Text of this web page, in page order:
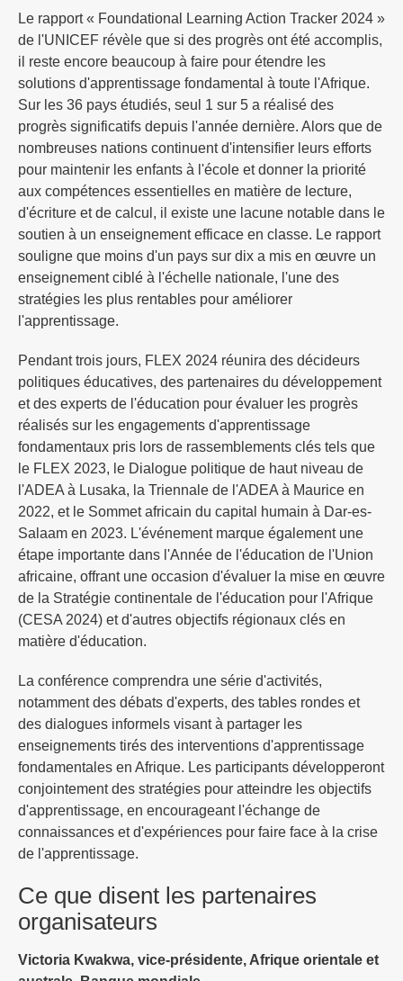
Le rapport « Foundational Learning Action Tracker 2024 »
de l'UNICEF révèle que si des progrès ont été accomplis,
il reste encore beaucoup à faire pour étendre les
solutions d'apprentissage fondamental à toute l'Afrique.
Sur les 36 pays étudiés, seul 1 sur 5 a réalisé des
progrès significatifs depuis l'année dernière. Alors que de
nombreuses nations continuent d'intensifier leurs efforts
pour maintenir les enfants à l'école et donner la priorité
aux compétences essentielles en matière de lecture,
d'écriture et de calcul, il existe une lacune notable dans le
soutien à un enseignement efficace en classe. Le rapport
souligne que moins d'un pays sur dix a mis en œuvre un
enseignement ciblé à l'échelle nationale, l'une des
stratégies les plus rentables pour améliorer
l'apprentissage.
Pendant trois jours, FLEX 2024 réunira des décideurs
politiques éducatives, des partenaires du développement
et des experts de l'éducation pour évaluer les progrès
réalisés sur les engagements d'apprentissage
fondamentaux pris lors de rassemblements clés tels que
le FLEX 2023, le Dialogue politique de haut niveau de
l'ADEA à Lusaka, la Triennale de l'ADEA à Maurice en
2022, et le Sommet africain du capital humain à Dar-es-
Salaam en 2023. L'événement marque également une
étape importante dans l'Année de l'éducation de l'Union
africaine, offrant une occasion d'évaluer la mise en œuvre
de la Stratégie continentale de l'éducation pour l'Afrique
(CESA 2024) et d'autres objectifs régionaux clés en
matière d'éducation.
La conférence comprendra une série d'activités,
notamment des débats d'experts, des tables rondes et
des dialogues informels visant à partager les
enseignements tirés des interventions d'apprentissage
fondamentales en Afrique. Les participants développeront
conjointement des stratégies pour atteindre les objectifs
d'apprentissage, en encourageant l'échange de
connaissances et d'expériences pour faire face à la crise
de l'apprentissage.
Ce que disent les partenaires
organisateurs
Victoria Kwakwa, vice-présidente, Afrique orientale et